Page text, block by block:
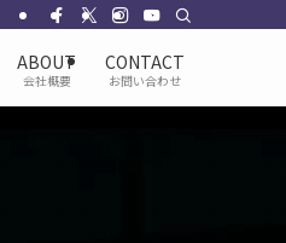
ABOUT
会社概要
CONTACT
お問い合わせ